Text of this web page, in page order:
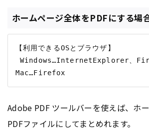
ホームページ全体をPDFにする場
【利用できるOSとブラウザ】
Windows…InternetExplorer、Firefox、Chrome
Adobe PDF ツールバーを使えば、ホ
PDFファイルにしてまとめれます。